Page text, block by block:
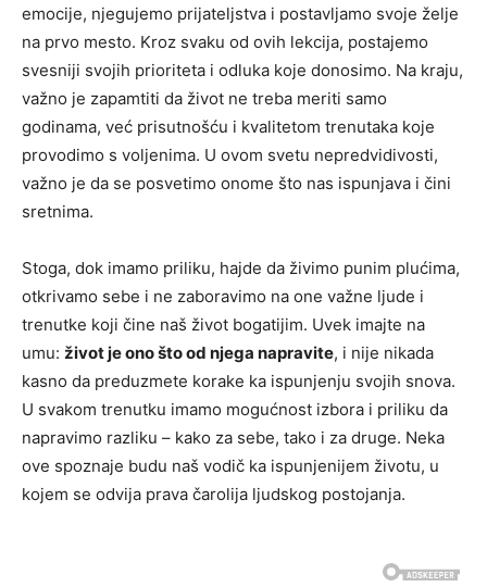
emocije, njegujemo prijateljstva i postavljamo svoje želje
na prvo mesto. Kroz svaku od ovih lekcija, postajemo
svesniji svojih prioriteta i odluka koje donosimo. Na kraju,
važno je zapamtiti da život ne treba meriti samo
godinama, već prisutnošću i kvalitetom trenutaka koje
provodimo s voljenima. U ovom svetu nepredvidivosti,
važno je da se posvetimo onome što nas ispunjava i čini
sretnima.
Stoga, dok imamo priliku, hajde da živimo punim plućima,
otkrivamo sebe i ne zaboravimo na one važne ljude i
trenutke koji čine naš život bogatijim. Uvek imajte na
umu: život je ono što od njega napravite, i nije nikada
kasno da preduzmete korake ka ispunjenju svojih snova.
U svakom trenutku imamo mogućnost izbora i priliku da
napravimo razliku – kako za sebe, tako i za druge. Neka
ove spoznaje budu naš vodič ka ispunjenijem životu, u
kojem se odvija prava čarolija ljudskog postojanja.